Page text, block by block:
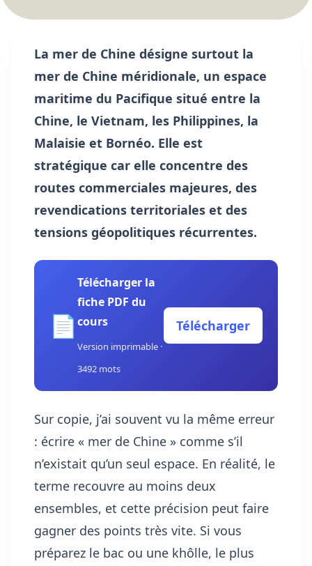
La mer de Chine désigne surtout la
mer de Chine méridionale, un espace
maritime du Pacifique situé entre la
Chine, le Vietnam, les Philippines, la
Malaisie et Bornéo. Elle est
stratégique car elle concentre des
routes commerciales majeures, des
revendications territoriales et des
tensions géopolitiques récurrentes.
📄
Télécharger la
fiche PDF du
cours
Version imprimable ·
3492 mots
Télécharger
Sur copie, j’ai souvent vu la même erreur
: écrire « mer de Chine » comme s’il
n’existait qu’un seul espace. En réalité, le
terme recouvre au moins deux
ensembles, et cette précision peut faire
gagner des points très vite. Si vous
préparez le bac ou une khôlle, le plus